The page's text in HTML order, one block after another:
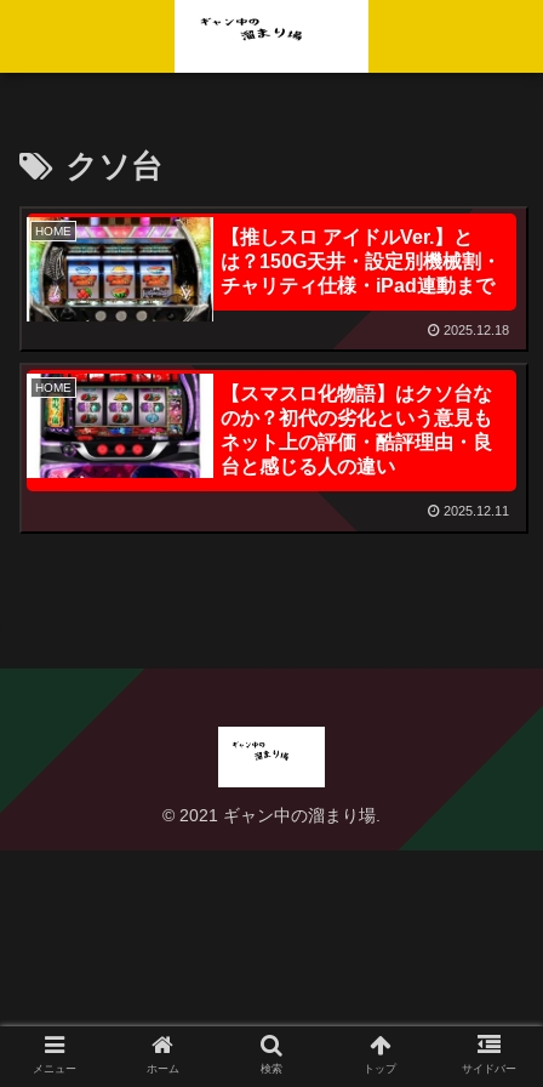
クソ台
HOME
【推しスロ アイドルVer.】と
は？150G天井・設定別機械割・
チャリティ仕様・iPad連動まで
2025.12.18
HOME
【スマスロ化物語】はクソ台な
のか？初代の劣化という意見も
ネット上の評価・酷評理由・良
台と感じる人の違い
2025.12.11
© 2021 ギャン中の溜まり場.
メニュー ホーム 検索 トップ サイドバー